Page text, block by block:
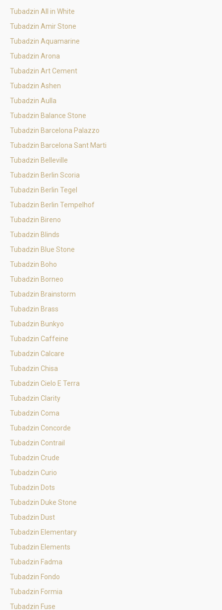
Tubadzin All in White
Tubadzin Amir Stone
Tubadzin Aquamarine
Tubadzin Arona
Tubadzin Art Cement
Tubadzin Ashen
Tubadzin Aulla
Tubadzin Balance Stone
Tubadzin Barcelona Palazzo
Tubadzin Barcelona Sant Marti
Tubadzin Belleville
Tubadzin Berlin Scoria
Tubadzin Berlin Tegel
Tubadzin Berlin Tempelhof
Tubadzin Bireno
Tubadzin Blinds
Tubadzin Blue Stone
Tubadzin Boho
Tubadzin Borneo
Tubadzin Brainstorm
Tubadzin Brass
Tubadzin Bunkyo
Tubadzin Caffeine
Tubadzin Calcare
Tubadzin Chisa
Tubadzin Cielo E Terra
Tubadzin Clarity
Tubadzin Coma
Tubadzin Concorde
Tubadzin Contrail
Tubadzin Crude
Tubadzin Curio
Tubadzin Dots
Tubadzin Duke Stone
Tubadzin Dust
Tubadzin Elementary
Tubadzin Elements
Tubadzin Fadma
Tubadzin Fondo
Tubadzin Formia
Tubadzin Fuse